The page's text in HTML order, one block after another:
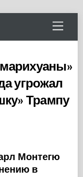
Menu
угрожал
Трампу
Монтегю
в